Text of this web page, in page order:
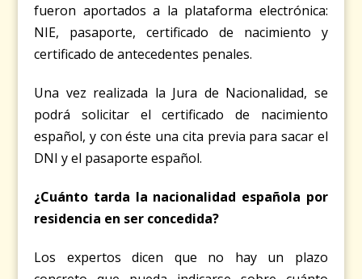
fueron aportados a la plataforma electrónica:
NIE, pasaporte, certificado de nacimiento y
certificado de antecedentes penales.
Una vez realizada la Jura de Nacionalidad, se
podrá solicitar el certificado de nacimiento
español, y con éste una cita previa para sacar el
DNI y el pasaporte español.
¿Cuánto tarda la nacionalidad española por
residencia en ser concedida?
Los expertos dicen que no hay un plazo